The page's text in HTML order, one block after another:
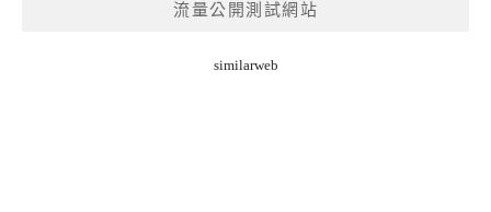
流量公開測試網站
similarweb